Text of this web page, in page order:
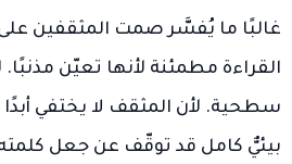
غالبًا ما يُفسَّر صمت المثقفين على
القراءة مطمئنة لأنها تعيّن
سطحية. لأن المثقف لا يختفي
بيئيٌّ كامل قد توقّف عن جعل